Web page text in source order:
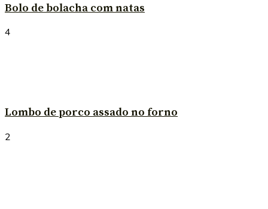
Bolo de bolacha com natas
4
Lombo de porco assado no forno
2